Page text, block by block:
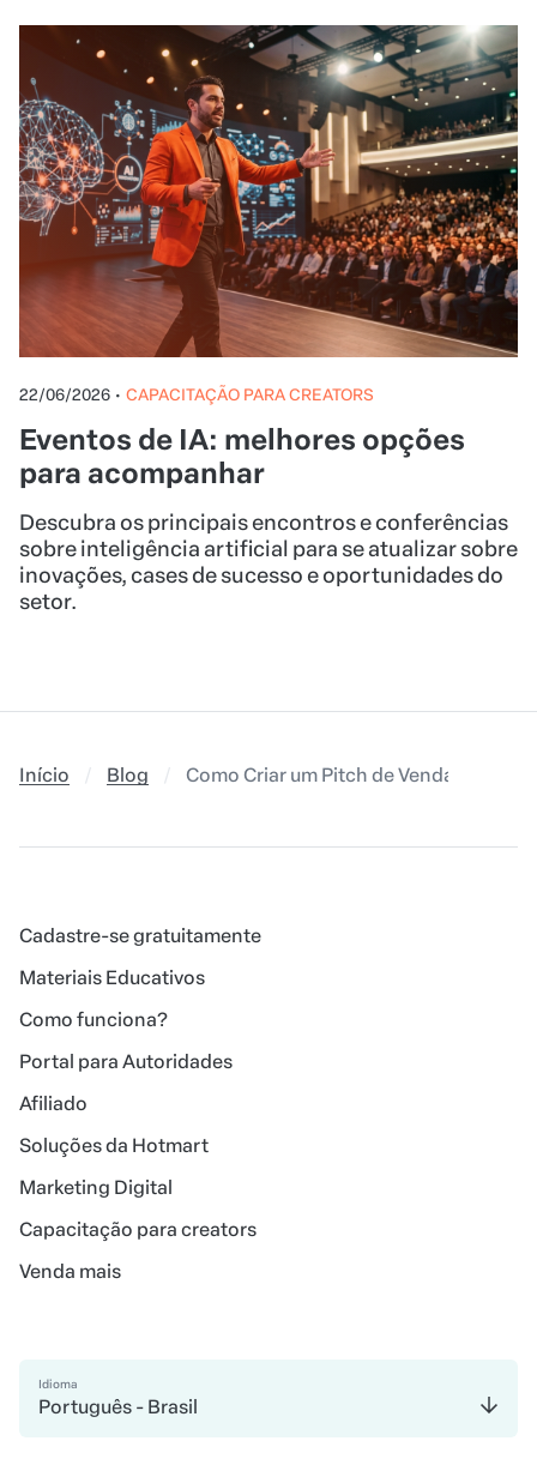
22/06/2026 • CAPACITAÇÃO PARA CREATORS
Eventos de IA: melhores opções
para acompanhar
Descubra os principais encontros e conferências
sobre inteligência artificial para se atualizar sobre
inovações, cases de sucesso e oportunidades do
setor.
Início Blog Como Criar um Pitch de Vendas de
Cadastre-se gratuitamente
Materiais Educativos
Como funciona?
Portal para Autoridades
Afiliado
Soluções da Hotmart
Marketing Digital
Capacitação para creators
Venda mais
Idioma
Português - Brasil